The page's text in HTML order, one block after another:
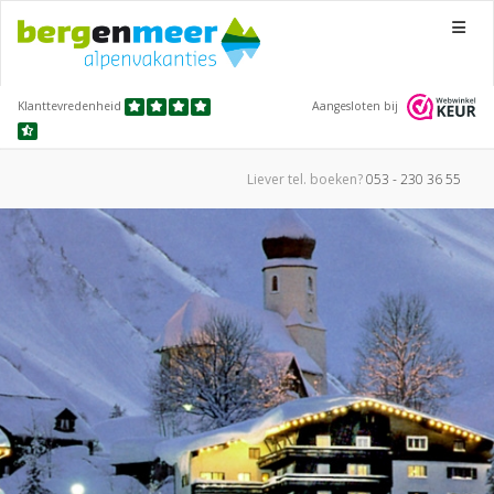
Menu
Klanttevredenheid Aangesloten bij
Liever tel. boeken?053 - 230 36 55